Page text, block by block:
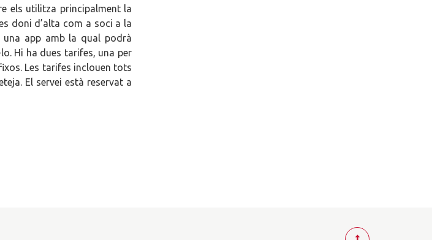
els utilitza principalment la
doni d’alta com a soci a la
una app amb la qual podrà
Hi ha dues tarifes, una per
Les tarifes inclouen tots
El servei està reservat a